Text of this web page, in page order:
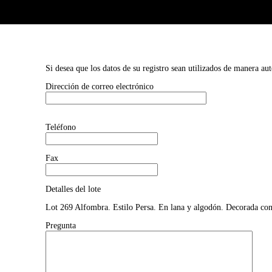
Si desea que los datos de su registro sean utilizados de manera
Dirección de correo electrónico
Teléfono
Fax
Detalles del lote
Lot 269 Alfombra. Estilo Persa. En lana y algodón. Decorada
Pregunta